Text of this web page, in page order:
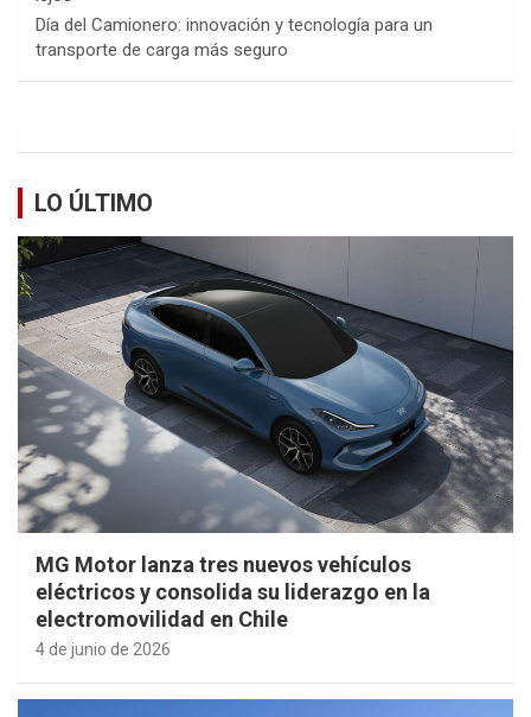
Día del Camionero: innovación y tecnología para un
transporte de carga más seguro
LO ÚLTIMO
MG Motor lanza tres nuevos vehículos
eléctricos y consolida su liderazgo en la
electromovilidad en Chile
4 de junio de 2026